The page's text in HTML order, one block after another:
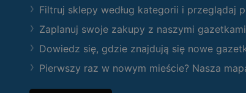
Filtruj sklepy według kategorii i przeglądaj
Zaplanuj swoje zakupy z naszymi gazetkami
Dowiedz się, gdzie znajdują się nowe
Pierwszy raz w nowym mieście? Nasza